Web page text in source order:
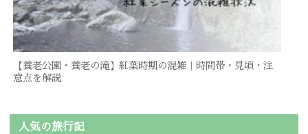
【養老公園・養老の滝】紅葉時期の混雑｜時間帯・見頃・注
意点を解説
人気の旅行記